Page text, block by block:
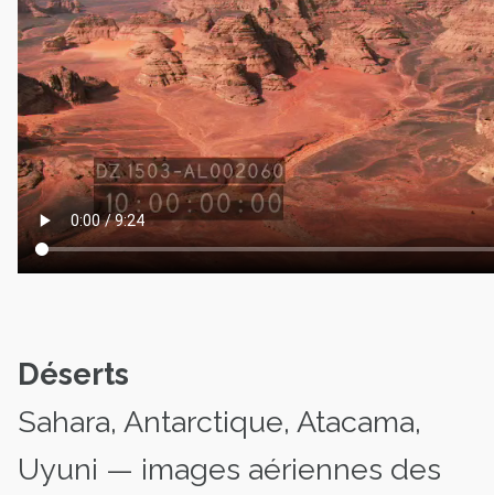
Déserts
Sahara, Antarctique, Atacama,
Uyuni — images aériennes des